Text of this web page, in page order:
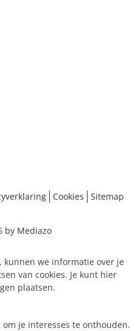
Cookies
Sitemap
by Mediazo
kunnen we informatie over je
van cookies. Je kunt hier
plaatsen.
je interesses te onthouden.